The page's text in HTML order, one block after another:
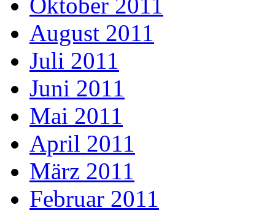
Oktober 2011
August 2011
Juli 2011
Juni 2011
Mai 2011
April 2011
März 2011
Februar 2011